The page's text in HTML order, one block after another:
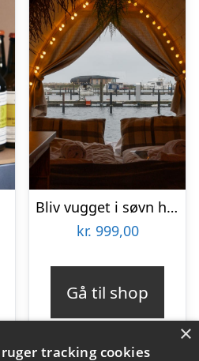
Bliv vugget i søvn hos Boathouses for 2 personer
kr. 999,00
Gå til shop
×
tracking cookies